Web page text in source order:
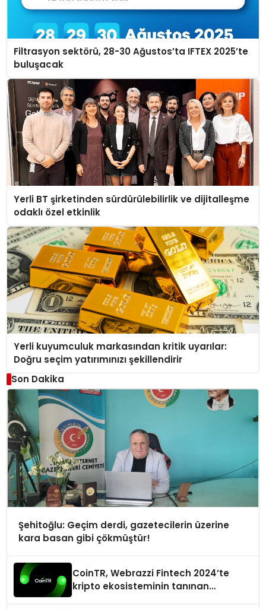
Filtrasyon sektörü, 28-30 Ağustos’ta IFTEX 2025’te
buluşacak
Yerli BT şirketinden sürdürülebilirlik ve dijitalleşme
odaklı özel etkinlik
Yerli kuyumculuk markasından kritik uyarılar:
Doğru seçim yatırımınızı şekillendirir
Son Dakika
Şehitoğlu: Geçim derdi, gazetecilerin üzerine
kara basan gibi çökmüştür!
CoinTR, Webrazzi Fintech 2024’te
kripto ekosisteminin tanınan